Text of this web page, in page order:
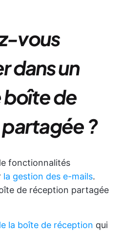
vous
dans un
de
?
fonctionnalités
la gestion des e-mails.
de réception partagée
la boîte de réception qui